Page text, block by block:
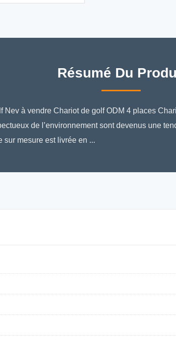
Résumé Du
Nev à vendre Chariot de golf ODM 4 places
de l’environnement sont devenus une
mesure est livrée en ...